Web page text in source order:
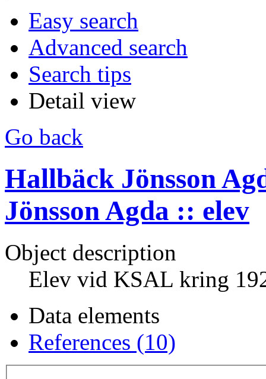
Easy search
Advanced search
Search tips
Detail view
Go back
Hallbäck Jönsson
Jönsson Agda :: elev
Object description
Elev vid KSAL kring
Data elements
References (10)